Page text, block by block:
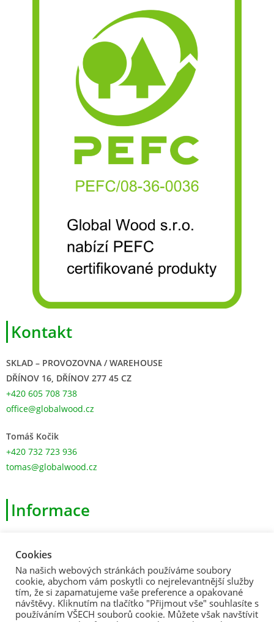
Kontakt
SKLAD – PROVOZOVNA / WAREHOUSE
DŘÍNOV 16, DŘÍNOV 277 45 CZ
+420 605 708 738
office@globalwood.cz
Tomáš Kočik
+420 732 723 936
tomas@globalwood.cz
Informace
Zásady ochrany osobních údajů
Souhlas s použitím souborů cookies
Formulář pro odstoupení od Smlouvy
Cookies
Na našich webových stránkách používáme soubory
cookie, abychom vám poskytli co nejrelevantnější služby
tím, že si zapamatujeme vaše preference a opakované
návštěvy. Kliknutím na tlačítko "Přijmout vše" souhlasíte s
používáním VŠECH souborů cookie. Můžete však navštívit